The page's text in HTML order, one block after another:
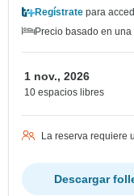
Regístrate para
Precio basado en
1 nov., 2026
10 espacios libres
La reserva requiere
Descargar